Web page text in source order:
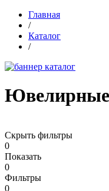
Главная
/
Каталог
/
Скрыть фильтры
0
Показать
0
Фильтры
0